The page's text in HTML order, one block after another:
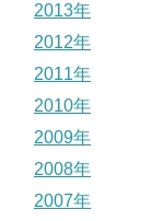
2013年
2012年
2011年
2010年
2009年
2008年
2007年